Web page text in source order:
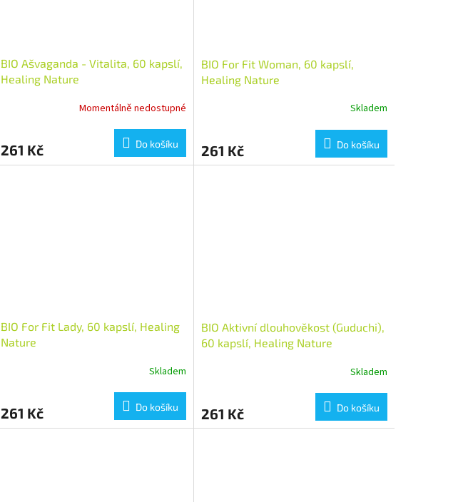
BIO Ašvaganda - Vitalita, 60 kapslí,
Healing Nature
Momentálně nedostupné
261 Kč Do košíku
BIO For Fit Woman, 60 kapslí,
Healing Nature
Skladem
261 Kč Do košíku
BIO For Fit Lady, 60 kapslí, Healing
Nature
Skladem
261 Kč Do košíku
BIO Aktivní dlouhověkost (Guduchi),
60 kapslí, Healing Nature
Skladem
261 Kč Do košíku